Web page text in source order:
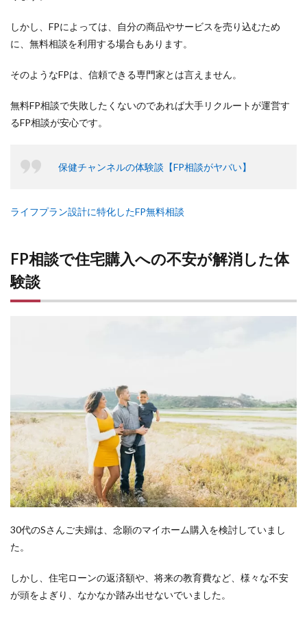
しかし、FPによっては、自分の商品やサービスを売り込むため
に、無料相談を利用する場合もあります。
そのようなFPは、信頼できる専門家とは言えません。
無料FP相談で失敗したくないのであれば大手リクルートが運営す
るFP相談が安心です。
保健チャンネルの体験談【FP相談がヤバい】
ライフプラン設計に特化したFP無料相談
FP相談で住宅購入への不安が解消した体
験談
30代のSさんご夫婦は、念願のマイホーム購入を検討していまし
た。
しかし、住宅ローンの返済額や、将来の教育費など、様々な不安
が頭をよぎり、なかなか踏み出せないでいました。